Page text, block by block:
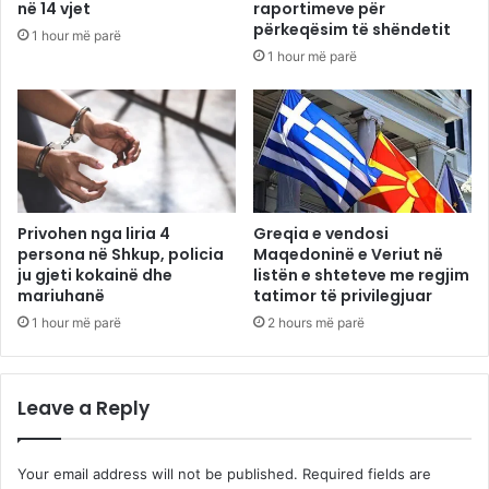
në 14 vjet
1 hour më parë
raportimeve për
përkeqësim të shëndetit
1 hour më parë
Privohen nga liria 4
persona në Shkup, policia
ju gjeti kokainë dhe
mariuhanë
1 hour më parë
Greqia e vendosi
Maqedoninë e Veriut në
listën e shteteve me regjim
tatimor të privilegjuar
2 hours më parë
Leave a Reply
Your email address will not be published. Required fields are